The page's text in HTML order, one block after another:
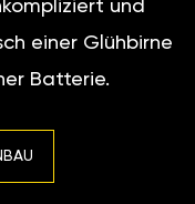
und
einer Glühbirne
Batterie.